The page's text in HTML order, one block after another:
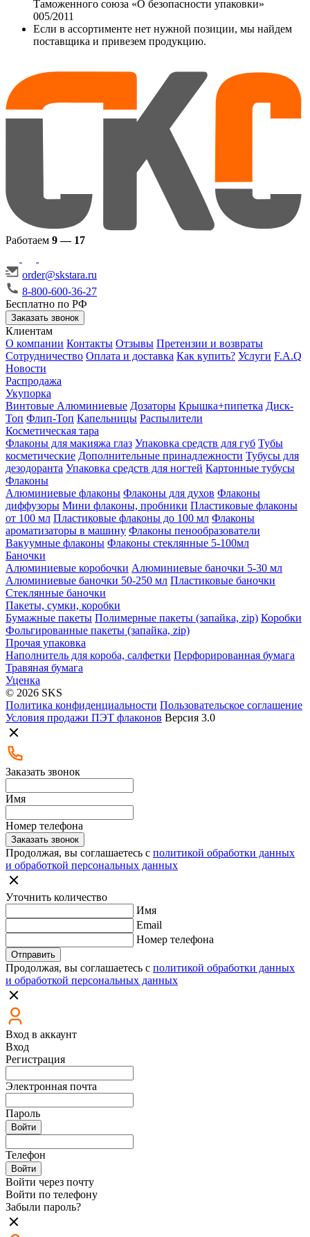
Таможенного союза «О безопасности упаковки»
005/2011
Если в ассортименте нет нужной позиции, мы найдем
поставщика и привезем продукцию.
Работаем 9 — 17
order@skstara.ru
8-800-600-36-27
Бесплатно по РФ
Заказать звонок
Клиентам
О компании Контакты Отзывы Претензии и возвраты
Сотрудничество Оплата и доставка Как купить? Услуги F.A.Q
Новости
Распродажа
Укупорка
Винтовые Алюминиевые Дозаторы Крышка+пипетка Диск-
Топ Флип-Топ Капельницы Распылители
Косметическая тара
Флаконы для макияжа глаз Упаковка средств для губ Тубы
косметические Дополнительные принадлежности Тубусы для
дезодоранта Упаковка средств для ногтей Картонные тубусы
Флаконы
Алюминиевые флаконы Флаконы для духов Флаконы
диффузоры Мини флаконы, пробники Пластиковые флаконы
от 100 мл Пластиковые флаконы до 100 мл Флаконы
ароматизаторы в машину Флаконы пенообразователи
Вакуумные флаконы Флаконы стеклянные 5-100мл
Баночки
Алюминиевые коробочки Алюминиевые баночки 5-30 мл
Алюминиевые баночки 50-250 мл Пластиковые баночки
Стеклянные баночки
Пакеты, сумки, коробки
Бумажные пакеты Полимерные пакеты (запайка, zip) Коробки
Фольгированные пакеты (запайка, zip)
Прочая упаковка
Наполнитель для короба, салфетки Перфорированная бумага
Травяная бумага
Уценка
© 2026 SKS
Политика конфиденциальности Пользовательское соглашение
Условия продажи ПЭТ флаконов Версия 3.0
Заказать звонок
Имя
Номер телефона
Заказать звонок
Продолжая, вы соглашаетесь с политикой обработки данных
и обработкой персональных данных
Уточнить количество
Имя
Email
Номер телефона
Отправить
Продолжая, вы соглашаетесь с политикой обработки данных
и обработкой персональных данных
Вход в аккаунт
Вход
Регистрация
Электронная почта
Пароль
Войти
Телефон
Войти
Войти через почту
Войти по телефону
Забыли пароль?